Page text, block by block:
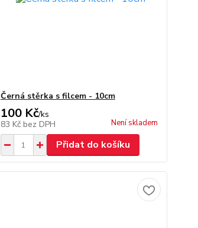
Černá stěrka s filcem - 10cm
100 Kč/ks
83 Kč bez DPH Není skladem
Přidat do košíku